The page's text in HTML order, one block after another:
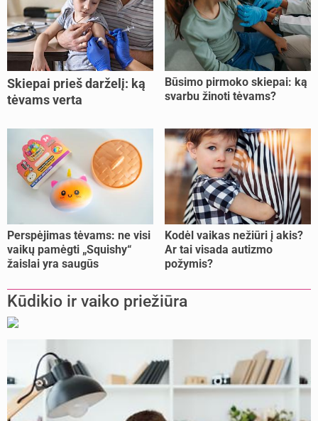
Skiepai prieš darželį: ką
tėvams verta
Būsimo pirmoko skiepai: ką
svarbu žinoti tėvams?
Perspėjimas tėvams: ne visi
vaikų pamėgti „Squishy“
žaislai yra saugūs
Kodėl vaikas nežiūri į akis?
Ar tai visada autizmo
požymis?
Kūdikio ir vaiko priežiūra